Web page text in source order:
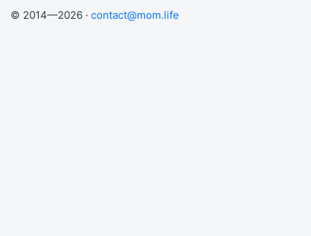
© 2014—2026 · contact@mom.life